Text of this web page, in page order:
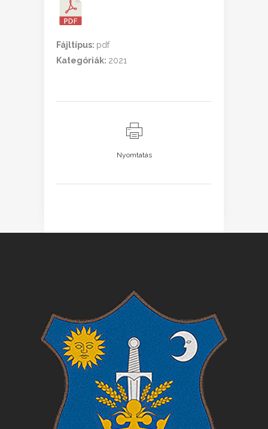
Fájltípus: pdf
Kategóriák: 2021
Nyomtatás